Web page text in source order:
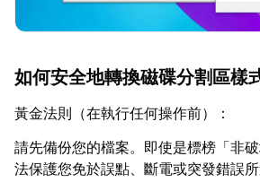
如何安全地轉換磁碟分割區樣
黃金法則（在執行任何操作前）：
請先備份您的檔案。即使是標榜「非
法保護您免於誤點、斷電或突發錯誤所